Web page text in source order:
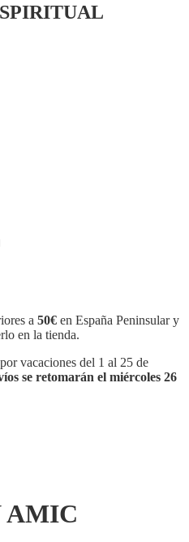
a 50€ en España Peninsular y
en la tienda.
vacaciones del 1 al 25 de
se retomarán el miércoles 26
AMIC